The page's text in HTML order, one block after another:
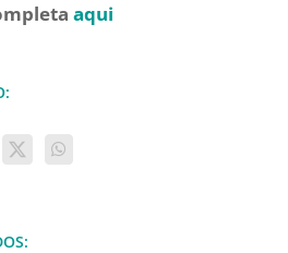
aqui